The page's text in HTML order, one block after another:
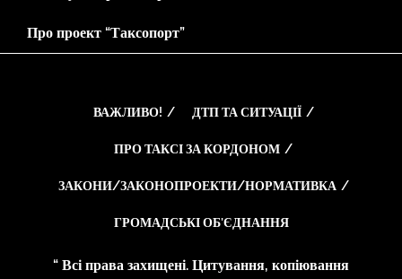
Про проект “Таксопорт”
ВАЖЛИВО! ДТП ТА СИТУАЦІЇ
ПРО ТАКСІ ЗА КОРДОНОМ
ЗАКОНИ/ЗАКОНОПРОЕКТИ/НОРМАТИВКА
ГРОМАДСЬКІ ОБ’ЄДНАННЯ
“ Всі права захищені. Цитування, копіювання